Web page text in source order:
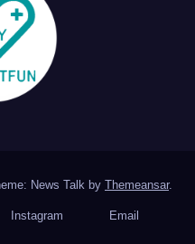
News Talk by Themeansar.
Instagram Email